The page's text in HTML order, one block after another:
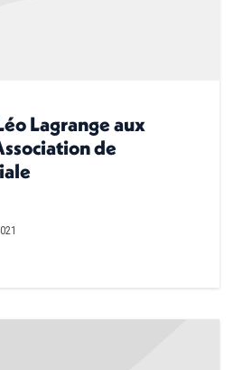
Lagrange aux
de